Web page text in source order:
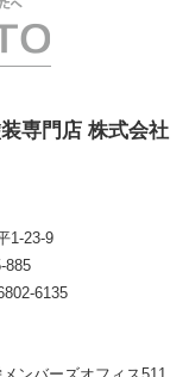
専門店 株式会社
1-23-9
885
6135